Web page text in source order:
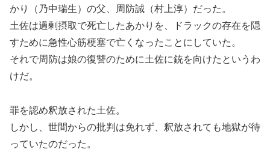
かり（乃中瑞生）の父、周防誠（村上淳）だった。
土佐は過剰摂取で死亡したあかりを、ドラックの存在を隠
すために急性心筋梗塞で亡くなったことにしていた。
それで周防は娘の復讐のために土佐に銃を向けたというわ
けだ。
罪を認め釈放された土佐。
しかし、世間からの批判は免れず、釈放されても地獄が待
っていたのだった。